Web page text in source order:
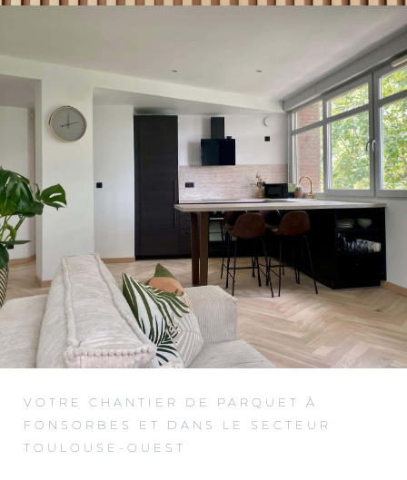
VOTRE CHANTIER DE PARQUET À
FONSORBES ET DANS LE SECTEUR
TOULOUSE-OUEST